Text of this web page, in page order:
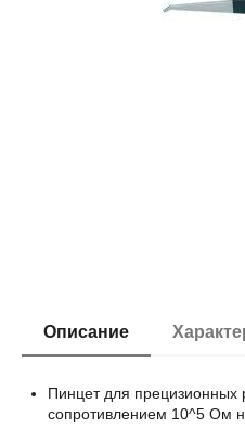
Описание
Пинцет для прецизионных
сопротивлением 10^5 Ом